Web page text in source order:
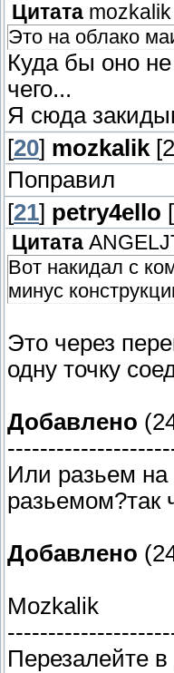
Цитата mozkalik
Это на облако
Куда бы оно
чего...
Я сюда
[20] mozkalik
Поправил
[21] petry4ello
Цитата
Вот накидал с
минус
Это через
одну точку
Добавлено
Или разьем на
разьемом?так
Добавлено
Mozkalik
Перезалейте